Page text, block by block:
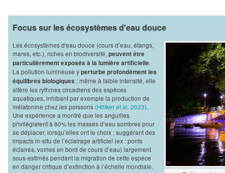
Focus sur les écosystèmes d'eau douce
Les écosystèmes d'eau douce (cours d’eau, étangs,
mares, etc.), riches en biodiversité, peuvent être
particulièrement exposés à la lumière artificielle.
La pollution lumineuse yperturbe profondément les
équilibres biologiques : même à faible intensité, elle
altère les rythmes circadiens des espèces
aquatiques, inhibant par exemple la production de
mélatonine chez les poissons(Hölker et al. 2023).
Une expérience a montré que les anguilles
privilégiaient à 80% les masses d’eau sombres pour
se déplacer, lorsqu’elles ont le choix ; suggérant des
impacts in-situ de l’éclairage artificiel (ex : ponts
éclairés, voiries en bord de cours d’eau) largement
sous-estimés pendant la migration de cette espèce
en danger critique d’extinction à l’échelle mondiale.